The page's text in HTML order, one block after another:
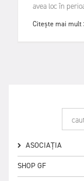
avea loc în
Citește mai mult
ASOCIAȚIA
SHOP GF